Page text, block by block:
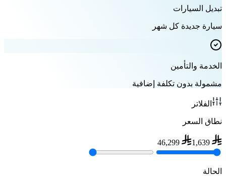
تبديل السيارات
سيارة جديدة كل شهر
الخدمة والتأمين
مشمولة بدون تكلفة إضافية
الفلاتر
نطاق السعر
1,639
46,299
الحالة